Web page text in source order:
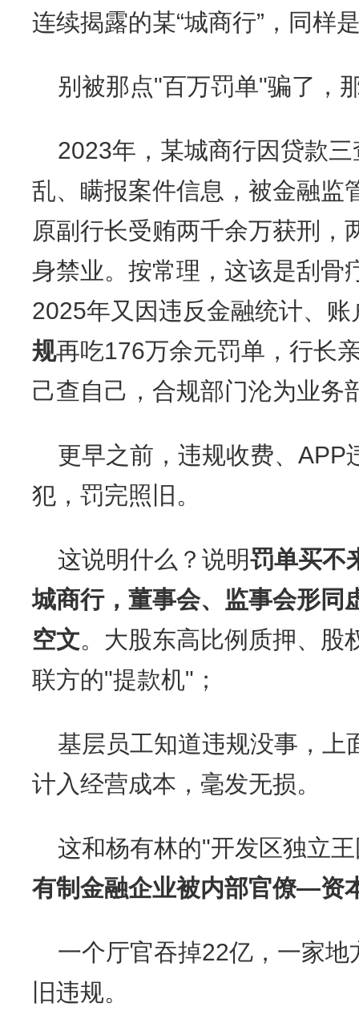
连续揭露的某“城商行”，同样
别被那点"百万罚单"骗了，
2023年，某城商行因贷款
乱、瞒报案件信息，被金融监
原副行长受贿两千余万获刑，
身禁业。按常理，这该是刮骨
2025年又因违反金融统计、
规再吃176万余元罚单，行
己查自己，合规部门沦为业务
更早之前，违规收费、APP
犯，罚完照旧。
这说明什么？说明罚单买不
城商行，董事会、监事会形同
空文。大股东高比例质押、股
联方的"提款机"；
基层员工知道违规没事，上
计入经营成本，毫发无损。
这和杨有林的"开发区独立
有制金融企业被内部官僚—资
一个厅官吞掉22亿，一家
旧违规。